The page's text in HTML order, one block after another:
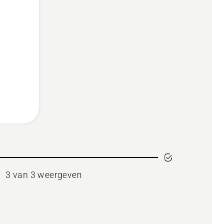
3 van 3 weergeven